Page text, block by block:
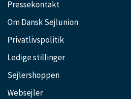
Pressekontakt
Om Dansk Sejlunion
Privatlivspolitik
Ledige stillinger
Sejlershoppen
Websejler